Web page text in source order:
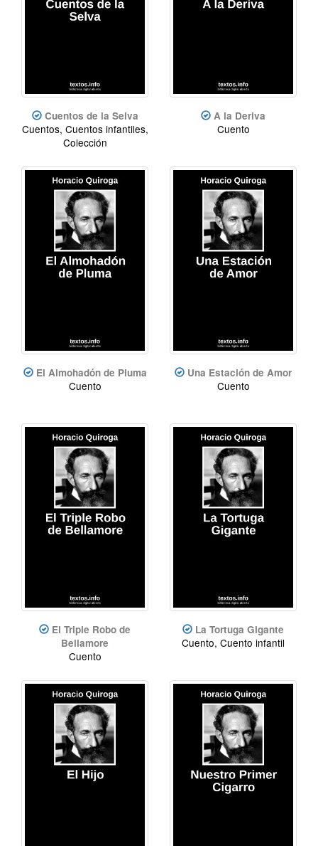
Cuentos de la Selva
Cuentos, Cuentos infantiles,
Colección
A la Deriva
Cuento
El Almohadón de Pluma
Cuento
Una Estación de Amor
Cuento
El Triple Robo de
Bellamore
Cuento
La Tortuga Gigante
Cuento, Cuento infantil